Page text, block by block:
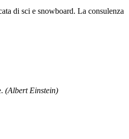
di sci e snowboard. La consulenza
(Albert Einstein)